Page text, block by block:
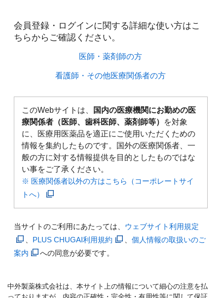
会員登録・ログインに関する詳細な使い方はこ
ちらからご確認ください。​
医師・薬剤師の方​
看護師・その他医療関係者の方​
このWebサイトは、
国内の医療機関にお勤めの医
療関係者（医師、歯科医師、薬剤師等）
を対象
に、医療用医薬品を適正にご使用いただくための
情報を集約したものです。国外の医療関係者、一
般の方に対する情報提供を目的としたものではな
い事をご了承ください。
※ 医療関係者以外の方はこちら（コーポレートサイ
トへ）
当サイトのご利用にあたっては、 ウェブサイト利用規定
PLUS CHUGAI利用規約
個人情報の取扱いのご
案内
への同意が必要です。
中外製薬株式会社は、本サイト上の情報について細心の注意を払
っておりますが、内容の正確性・完全性・有用性等に関して保証